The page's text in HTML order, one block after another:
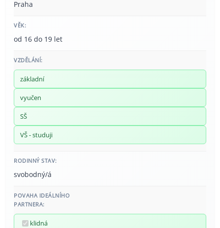
Praha
VĚK:
od 16 do 19 let
VZDĚLÁNÍ:
základní
vyučen
SŠ
VŠ - studuji
RODINNÝ STAV:
svobodný/á
POVAHA IDEÁLNÍHO
PARTNERA:
klidná